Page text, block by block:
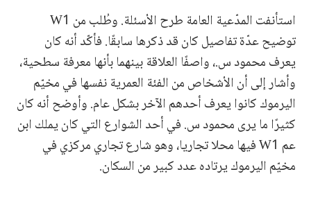
استأنفت المدّعية العامة طرح الأسئلة. وطُلب من W1
توضيح عدّة تفاصيل كان قد ذكرها سابقًا. فأكّد أنه كان
يعرف محمود س.، واصفًا العلاقة بينهما بأنها معرفة سطحية،
وأشار إلى أن الأشخاص من الفئة العمرية نفسها في مخيّم
اليرموك كانوا يعرف أحدهم الآخر بشكل عام. وأوضح أنه كان
كثيرًا ما يرى محمود س. في أحد الشوارع التي كان يملك ابن
عم W1 فيها محلا تجاريا، وهو شارع تجاري مركزي في
مخيّم اليرموك يرتاده عدد كبير من السكان.